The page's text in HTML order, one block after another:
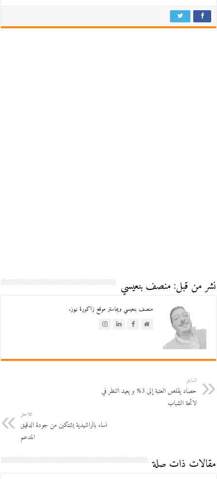
نشر من قبل: منصف بنعيسي
منصف بنعيسي ويبماستر موقع زاكورة نيوز.
السابق
حصاد يقلص العتبة إلى 3% و يعيد النظر في
لائحة الشباب
اللاحق
نساء بالراشيدية يشتكين من جودة الدقيق
المدعم
مقالات ذات صلة